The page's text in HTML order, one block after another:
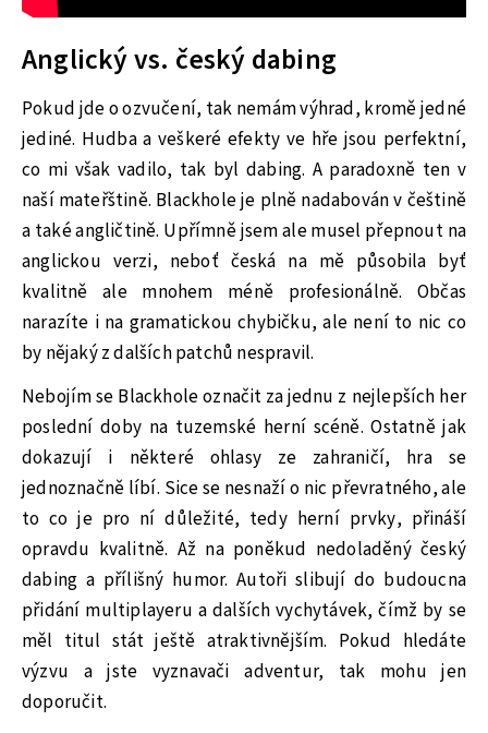
Anglický vs. český dabing
Pokud jde o ozvučení, tak nemám výhrad, kromě jedné
jediné. Hudba a veškeré efekty ve hře jsou perfektní,
co mi však vadilo, tak byl dabing. A paradoxně ten v
naší mateřštině. Blackhole je plně nadabován v češtině
a také angličtině. Upřímně jsem ale musel přepnout na
anglickou verzi, neboť česká na mě působila byť
kvalitně ale mnohem méně profesionálně. Občas
narazíte i na gramatickou chybičku, ale není to nic co
by nějaký z dalších patchů nespravil.
Nebojím se Blackhole označit za jednu z nejlepších her
poslední doby na tuzemské herní scéně. Ostatně jak
dokazují i některé ohlasy ze zahraničí, hra se
jednoznačně líbí. Sice se nesnaží o nic převratného, ale
to co je pro ní důležité, tedy herní prvky, přináší
opravdu kvalitně. Až na poněkud nedoladěný český
dabing a přílišný humor. Autoři slibují do budoucna
přidání multiplayeru a dalších vychytávek, čímž by se
měl titul stát ještě atraktivnějším. Pokud hledáte
výzvu a jste vyznavači adventur, tak mohu jen
doporučit.